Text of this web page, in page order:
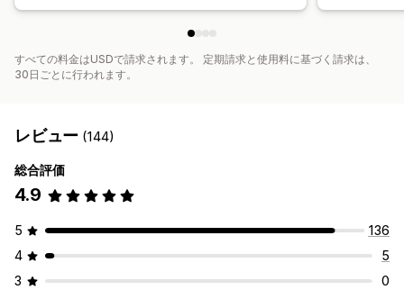
すべての料金はUSDで請求されます。 定期請求と使用料に基づく請求は、
30日ごとに行われます。
レビュー (144)
総合評価
4.9
5
136
4
5
3
0